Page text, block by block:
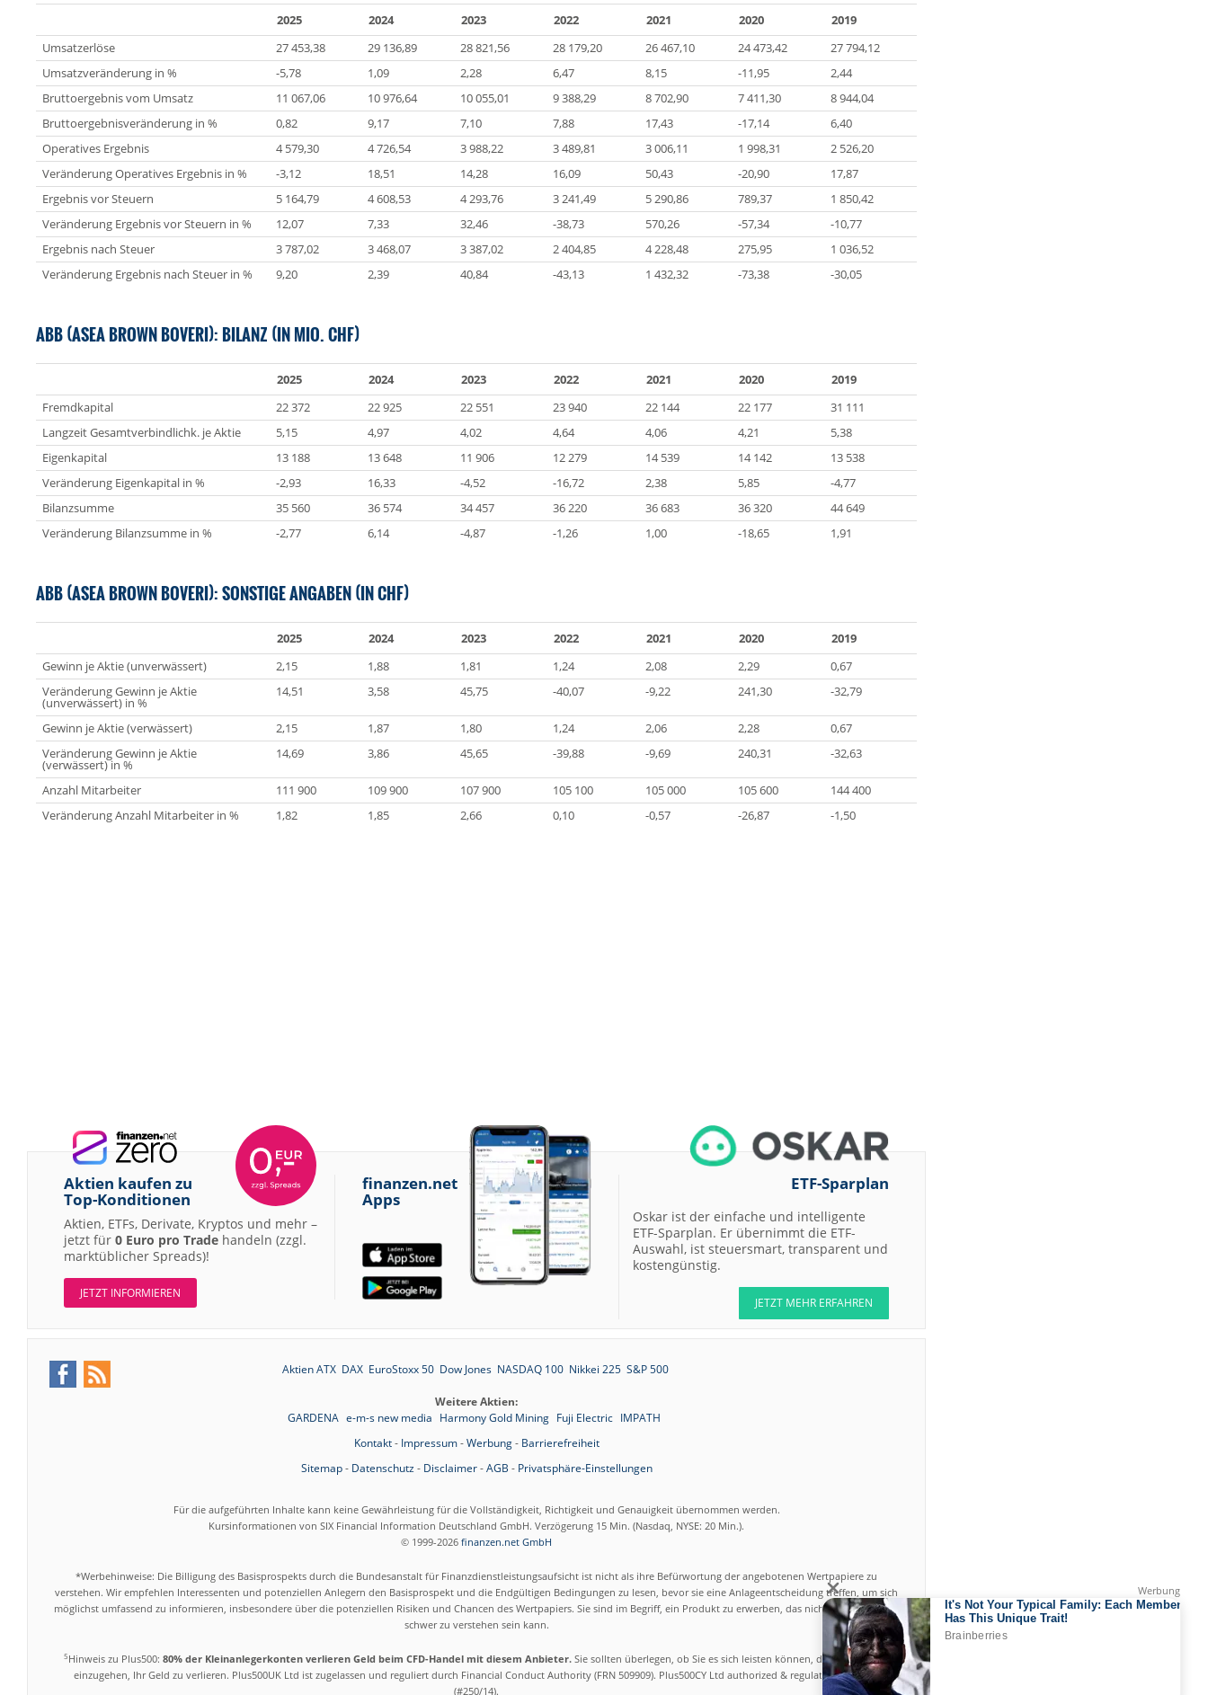
2025 2024 2023 2022 2021 2020
2019
Umsatzerlöse
27 453,38 29 136,89 28 821,56 28 179,20 26 467,10 24 473,42
27 794,12
Umsatzveränderung in %
-5,78 1,09 2,28 6,47 8,15 -11,95
2,44
Bruttoergebnis vom Umsatz
11 067,06 10 976,64 10 055,01 9 388,29 8 702,90 7 411,30
8 944,04
Bruttoergebnisveränderung in %
0,82 9,17 7,10 7,88 17,43 -17,14
6,40
Operatives Ergebnis
4 579,30 4 726,54 3 988,22 3 489,81 3 006,11 1 998,31
2 526,20
Veränderung Operatives Ergebnis in %
-3,12 18,51 14,28 16,09 50,43 -20,90
17,87
Ergebnis vor Steuern
5 164,79 4 608,53 4 293,76 3 241,49 5 290,86 789,37
1 850,42
Veränderung Ergebnis vor Steuern in %
12,07 7,33 32,46 -38,73 570,26 -57,34
-10,77
Ergebnis nach Steuer
3 787,02 3 468,07 3 387,02 2 404,85 4 228,48 275,95
1 036,52
Veränderung Ergebnis nach Steuer in %
9,20 2,39 40,84 -43,13 1 432,32 -73,38 -30,05
ABB (ASEA BROWN BOVERI): BILANZ (IN MIO. CHF)
2025 2024 2023 2022 2021 2020
2019
Fremdkapital
22 372 22 925 22 551 23 940 22 144 22 177
31 111
Langzeit Gesamtverbindlichk. je Aktie
5,15 4,97 4,02 4,64 4,06 4,21
5,38
Eigenkapital
13 188 13 648 11 906 12 279 14 539 14 142
13 538
Veränderung Eigenkapital in %
-2,93 16,33 -4,52 -16,72 2,38 5,85
-4,77
Bilanzsumme
35 560 36 574 34 457 36 220 36 683 36 320
44 649
Veränderung Bilanzsumme in %
-2,77 6,14 -4,87 -1,26 1,00 -18,65 1,91
ABB (ASEA BROWN BOVERI): SONSTIGE ANGABEN (IN CHF)
2025 2024 2023 2022 2021 2020
2019
Gewinn je Aktie (unverwässert)
2,15 1,88 1,81 1,24 2,08 2,29
0,67
Veränderung Gewinn je Aktie
(unverwässert) in %
14,51 3,58 45,75 -40,07 -9,22 241,30 -32,79
Gewinn je Aktie (verwässert) 2,15 1,87 1,80 1,24 2,06 2,28
0,67
Veränderung Gewinn je Aktie
(verwässert) in %
14,69 3,86 45,65 -39,88 -9,69 240,31 -32,63
Anzahl Mitarbeiter 111 900 109 900 107 900 105 100 105 000 105 600
144 400
Veränderung Anzahl Mitarbeiter in %
1,82 1,85 2,66 0,10 -0,57 -26,87 -1,50
Aktien kaufen zu
Top-Konditionen
Aktien, ETFs, Derivate, Kryptos und mehr –
jetzt für 0 Euro pro Trade handeln (zzgl.
marktüblicher Spreads)!
JETZT INFORMIEREN
finanzen.net
Apps
ETF-Sparplan
Oskar ist der einfache und intelligente
ETF-Sparplan. Er übernimmt die ETF-
Auswahl, ist steuersmart, transparent und
kostengünstig.
JETZT MEHR ERFAHREN
Aktien ATX DAX EuroStoxx 50 Dow Jones NASDAQ 100 Nikkei 225 S&P 500
Weitere Aktien:
GARDENA e-m-s new media Harmony Gold Mining Fuji Electric IMPATH
Kontakt- Impressum-Werbung- Barrierefreiheit
Sitemap- Datenschutz- Disclaimer-AGB - Privatsphäre-Einstellungen
Für die aufgeführten Inhalte kann keine Gewährleistung für die Vollständigkeit, Richtigkeit und Genauigkeit übernommen werden.
Kursinformationen von SIX Financial Information Deutschland GmbH. Verzögerung 15 Min. (Nasdaq, NYSE: 20 Min.).
© 1999-2026 finanzen.net GmbH
*Werbehinweise: Die Billigung des Basisprospekts durch die Bundesanstalt für Finanzdienstleistungsaufsicht ist nicht als ihre Befürwortung der angebotenen Wertpapiere zu
verstehen. Wir empfehlen Interessenten und potenziellen Anlegern den Basisprospekt und die Endgültigen Bedingungen zu lesen, bevor sie eine Anlageentscheidung treffen, um sich
möglichst umfassend zu informieren, insbesondere über die potenziellen Risiken und Chancen des Wertpapiers. Sie sind im Begriff, ein Produkt zu erwerben, das nicht einfach ist und
schwer zu verstehen sein kann.
5Hinweis zu Plus500: 80% der Kleinanlegerkonten verlieren Geld beim CFD-Handel mit diesem Anbieter.Sie sollten überlegen, ob Sie es sich leisten können, das hohe Risiko
einzugehen, Ihr Geld zu verlieren. Plus500UK Ltd ist zugelassen und reguliert durch Financial Conduct Authority (FRN 509909). Plus500CY Ltd authorized & regulated by CySEC
(#250/14).